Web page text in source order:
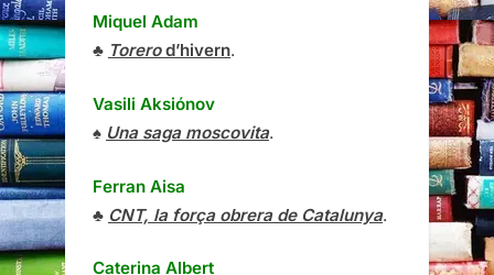
Miquel Adam
♣ Torerod’hivern.
Vasili Aksiónov
♠ Una saga moscovita.
Ferran Aisa
♣ CNT, la força obrera de Catalunya.
Caterina Albert